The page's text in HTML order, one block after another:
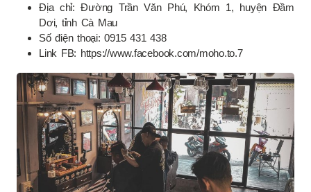
Địa chỉ: Đường Trần Văn Phú, Khóm 1, huyện Đầm
Dơi, tỉnh Cà Mau
Số điện thoại: 0915 431 438
Link FB: https://www.facebook.com/moho.to.7